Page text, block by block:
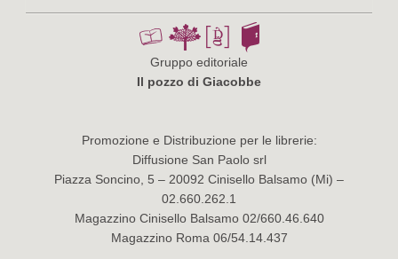
Gruppo editoriale
Il pozzo di Giacobbe
Promozione e Distribuzione per le librerie:
Diffusione San Paolo srl
Piazza Soncino, 5 – 20092 Cinisello Balsamo (Mi) –
02.660.262.1
Magazzino Cinisello Balsamo 02/660.46.640
Magazzino Roma 06/54.14.437